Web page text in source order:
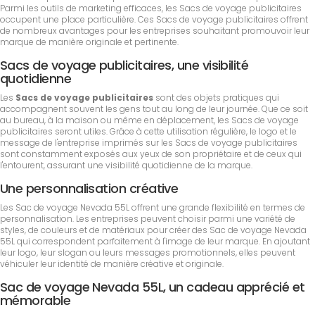
Parmi les outils de marketing efficaces, les Sacs de voyage publicitaires
occupent une place particulière. Ces Sacs de voyage publicitaires offrent
de nombreux avantages pour les entreprises souhaitant promouvoir leur
marque de manière originale et pertinente.
Sacs de voyage publicitaires, une visibilité
quotidienne
Les Sacs de voyage publicitaires sont des objets pratiques qui
accompagnent souvent les gens tout au long de leur journée. Que ce soit
au bureau, à la maison ou même en déplacement, les Sacs de voyage
publicitaires seront utiles. Grâce à cette utilisation régulière, le logo et le
message de l'entreprise imprimés sur les Sacs de voyage publicitaires
sont constamment exposés aux yeux de son propriétaire et de ceux qui
l'entourent, assurant une visibilité quotidienne de la marque.
Une personnalisation créative
Les Sac de voyage Nevada 55L offrent une grande flexibilité en termes de
personnalisation. Les entreprises peuvent choisir parmi une variété de
styles, de couleurs et de matériaux pour créer des Sac de voyage Nevada
55L qui correspondent parfaitement à l'image de leur marque. En ajoutant
leur logo, leur slogan ou leurs messages promotionnels, elles peuvent
véhiculer leur identité de manière créative et originale.
Sac de voyage Nevada 55L, un cadeau apprécié et
mémorable